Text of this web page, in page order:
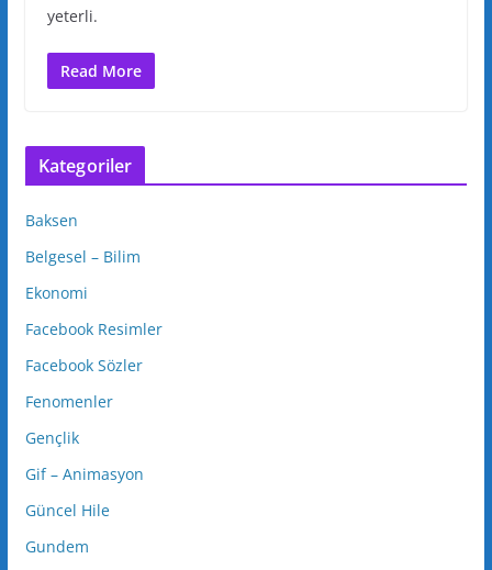
yeterli.
Read More
Kategoriler
Baksen
Belgesel – Bilim
Ekonomi
Facebook Resimler
Facebook Sözler
Fenomenler
Gençlik
Gif – Animasyon
Güncel Hile
Gundem